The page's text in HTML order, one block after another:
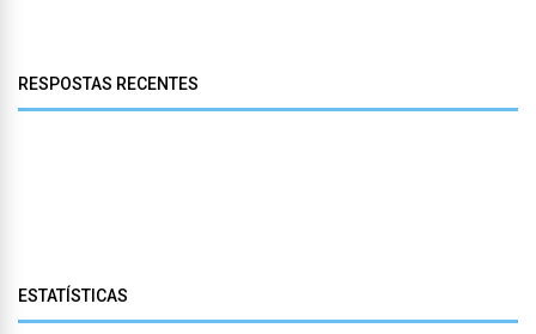
RESPOSTAS RECENTES
ESTATÍSTICAS